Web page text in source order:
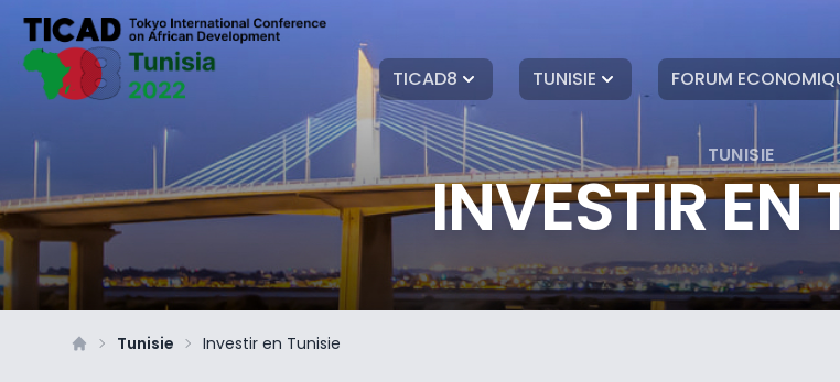
TICAD8 TUNISIE FORUM
TUNISIE
INVESTIR EN
Tunisie Investir en Tunisie